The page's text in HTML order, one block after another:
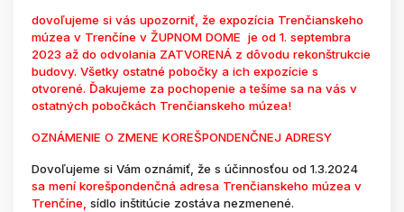
dovoľujeme si vás upozorniť, že expozícia Trenčianskeho
múzea v Trenčíne v ŽUPNOM DOME je od 1. septembra
2023 až do odvolania ZATVORENÁ z dôvodu rekonštrukcie
budovy. Všetky ostatné pobočky a ich expozície s
otvorené. Ďakujeme za pochopenie a tešíme sa na vás v
ostatných pobočkách Trenčianskeho múzea!
OZNÁMENIE O ZMENE KOREŠPONDENČNEJ ADRESY
Dovoľujeme si Vám oznámiť, že s účinnosťou od 1.3.2024
sa mení korešpondenčná adresa Trenčianskeho múzea v
Trenčíne, sídlo inštitúcie zostáva nezmenené.